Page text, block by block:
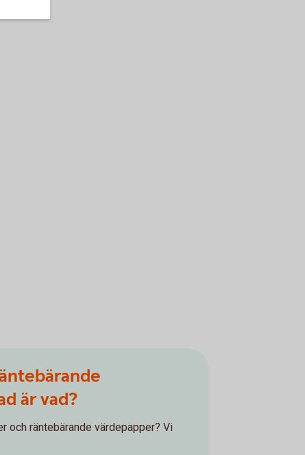
är vad?
och räntebärande värdepapper? Vi